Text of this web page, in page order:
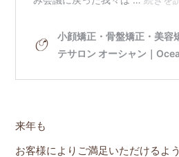
来年も
お客様によりご満足いただけるよう